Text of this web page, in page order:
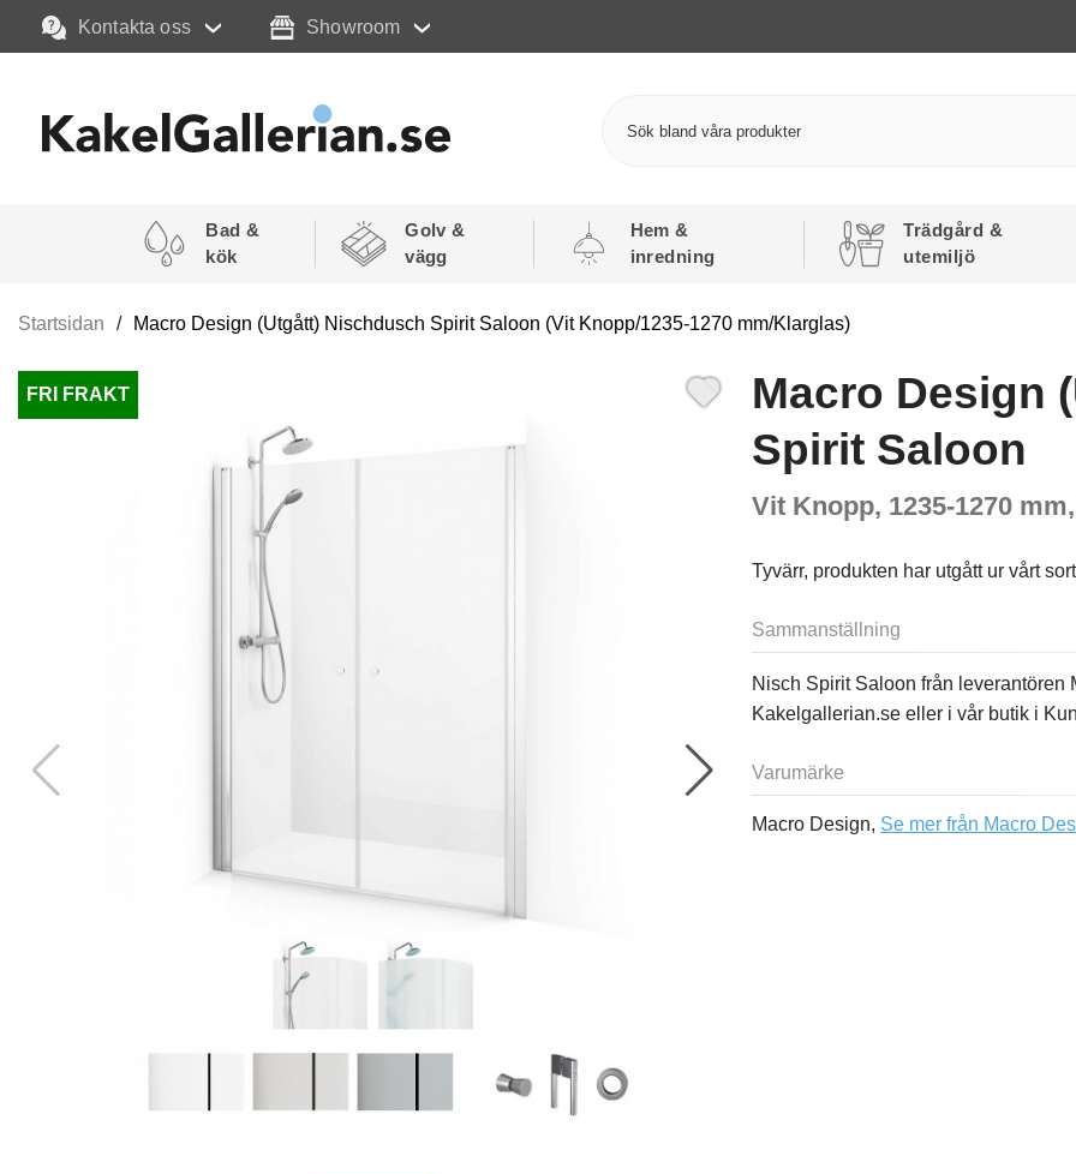
Kontakta oss Showroom
Bad &
kök
Golv &
vägg
Hem &
inredning
Trädgård &
utemiljö
Startsidan Macro Design (Utgått) Nischdusch Spirit Saloon (Vit Knopp/1235-1270 mm/Klarglas)
FRI FRAKT
Macro Design
Spirit Saloon
Vit Knopp, 1235-1270
Tyvärr, produkten har utgått ur vårt
Sammanställning
Nisch Spirit Saloon från leverantören
Kakelgallerian.se eller i vår butik i
Varumärke
Macro Design, Se mer från Macro